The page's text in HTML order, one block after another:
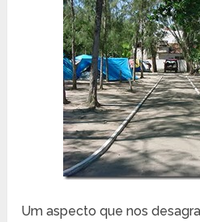
Um aspecto que nos